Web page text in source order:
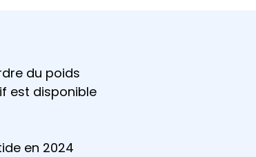
du poids
est disponible
en 2024